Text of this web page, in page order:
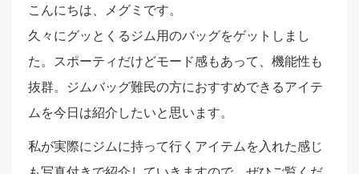
こんにちは、メグミです。
久々にグッとくるジム用のバッグをゲットしまし
た。スポーティだけどモード感もあって、機能性も
抜群。ジムバッグ難民の方におすすめできるアイテ
ムを今日は紹介したいと思います。
私が実際にジムに持って行くアイテムを入れた感じ